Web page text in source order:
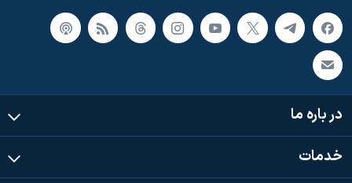
در باره ما
خدمات